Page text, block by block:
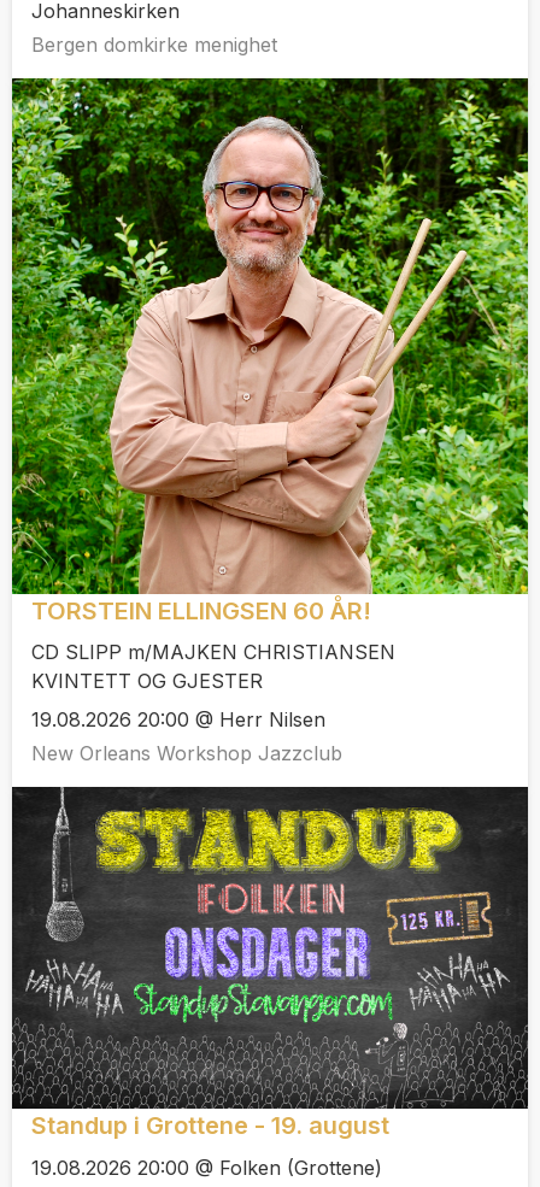
Johanneskirken
Bergen domkirke menighet
TORSTEIN ELLINGSEN 60 ÅR!
CD SLIPP m/MAJKEN CHRISTIANSEN
KVINTETT OG GJESTER
19.08.2026 20:00 @ Herr Nilsen
New Orleans Workshop Jazzclub
Standup i Grottene - 19. august
19.08.2026 20:00 @ Folken (Grottene)